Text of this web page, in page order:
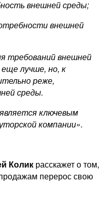
внешней среды;
внешней
требований внешней
лучше, но, к
реже,
среды.
ключевым
компании».
Колик расскажет о том,
перерос свою